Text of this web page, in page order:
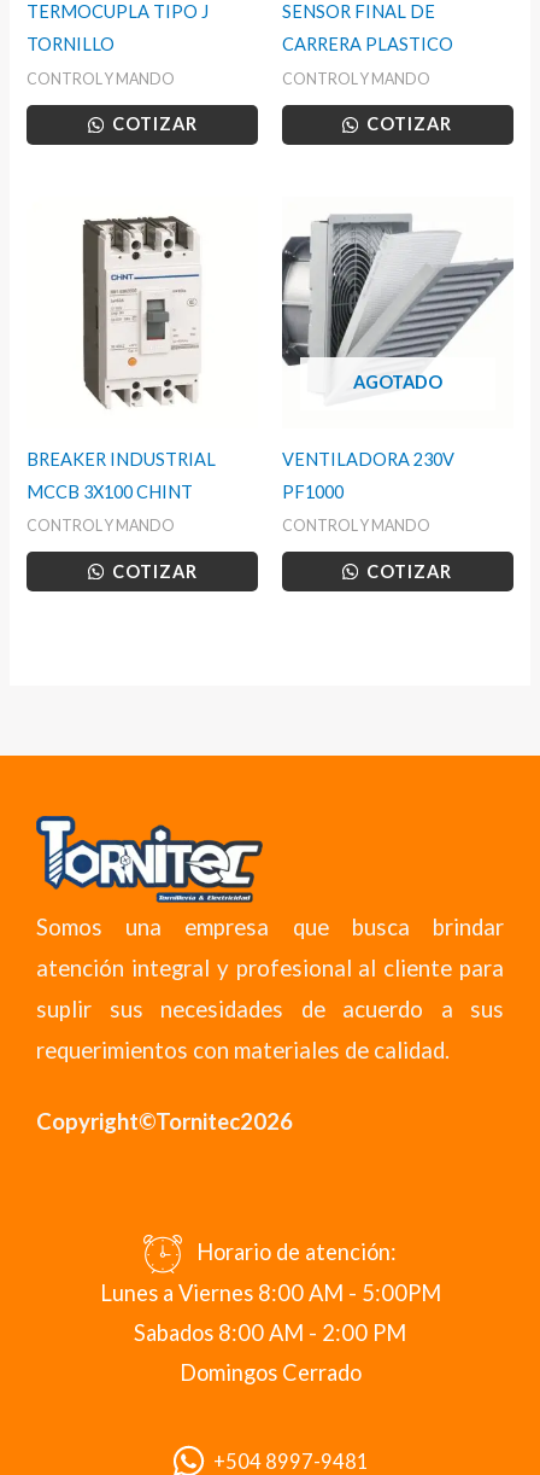
TERMOCUPLA TIPO J
TORNILLO
CONTROL Y MANDO
COTIZAR
SENSOR FINAL DE
CARRERA PLASTICO
CONTROL Y MANDO
COTIZAR
BREAKER INDUSTRIAL
MCCB 3X100 CHINT
CONTROL Y MANDO
COTIZAR
AGOTADO
VENTILADORA 230V
PF1000
CONTROL Y MANDO
COTIZAR
Somos una empresa que busca brindar
atención integral y profesional al cliente para
suplir sus necesidades de acuerdo a sus
requerimientos con materiales de calidad.
Copyright©Tornitec2026
Horario de atención:
Lunes a Viernes 8:00 AM - 5:00PM
Sabados 8:00 AM - 2:00 PM
Domingos Cerrado
+504 8997-9481